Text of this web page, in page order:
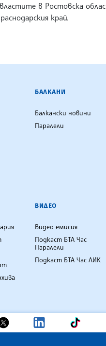
в Ростовска
край.
БАЛКАНИ
Балкански новини
Паралели
ВИДЕО
Видео емисия
Подкаст БТА Час
Паралели
Подкаст БТА Час ЛИК